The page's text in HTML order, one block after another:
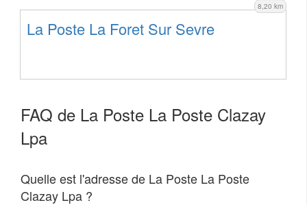
8,20 km
La Poste La Foret Sur Sevre
FAQ de La Poste La Poste Clazay
Lpa
Quelle est l'adresse de La Poste La Poste
Clazay Lpa ?